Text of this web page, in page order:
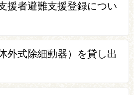
援者避難支援登録につい
外式除細動器）を貸し出